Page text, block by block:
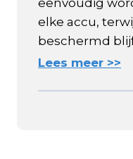
eenvoudig
elke accu,
beschermd
Lees meer >>